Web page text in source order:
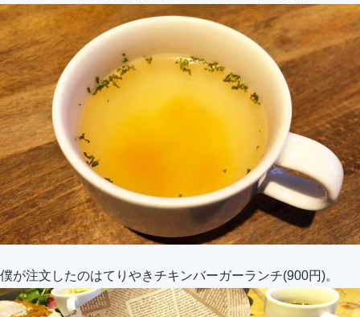
僕が注文したのはてりやきチキンバーガーランチ(900円)。